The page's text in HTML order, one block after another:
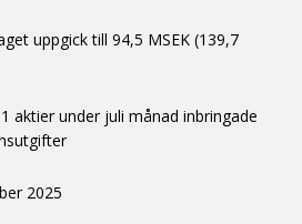
uppgick till 94,5 MSEK (139,7
aktier under juli månad inbringade
2025